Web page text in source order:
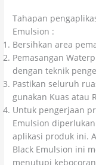
Tahapan
Emulsion :
Bersihkan area
Pemasangan
dengan teknik
Pastikan seluruh
gunakan Kuas atau
Untuk pengerjaan
Emulsion
aplikasi produk ini.
Black Emulsion ini
menutupi